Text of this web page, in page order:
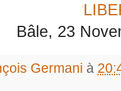
Bâle, 23
Germani à